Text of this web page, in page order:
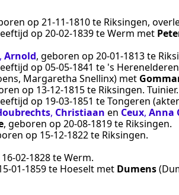
op 21‑11‑1810te Riksingen,
op 20‑02‑1839teWerm met
, Arnold, geboren op 20‑01‑1813te
op 05‑05‑1841 te 's Herenelderen
Margaretha Snellinx) met
op 13‑12‑1815te Riksingen. Tuinier.
op 19‑03‑1851 teTongeren
, Christiaan en Ceux, Anna
, geboren op 20‑08‑1819te Riksingen.
op 15‑12‑1822te Riksingen.
16‑02‑1828teWerm.
te Hoeselt met Dumens